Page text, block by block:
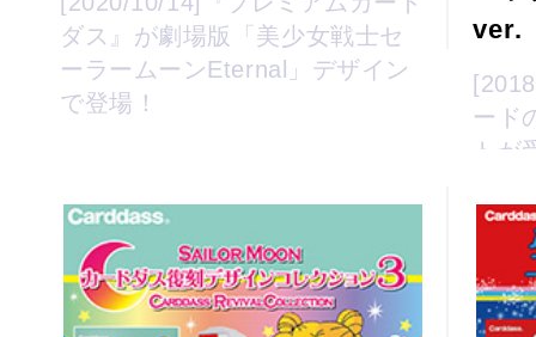
ダス』が劇場版「美少女戦士セ
ーラームーンEternal」デザイン
で登場！
ver.
ード
トが